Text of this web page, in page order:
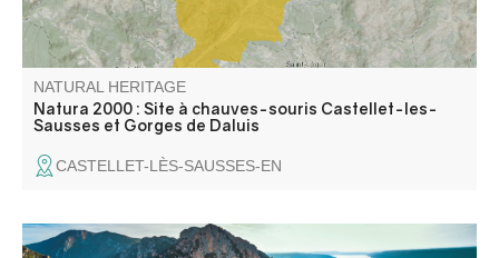
NATURAL HERITAGE
Natura 2000 : Site à chauves-souris Castellet-les-
Sausses et Gorges de Daluis
CASTELLET-LÈS-SAUSSES-EN